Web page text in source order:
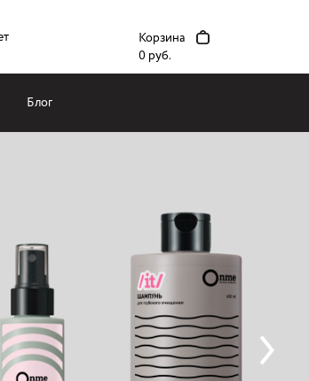
Корзина
0 руб.
Блог